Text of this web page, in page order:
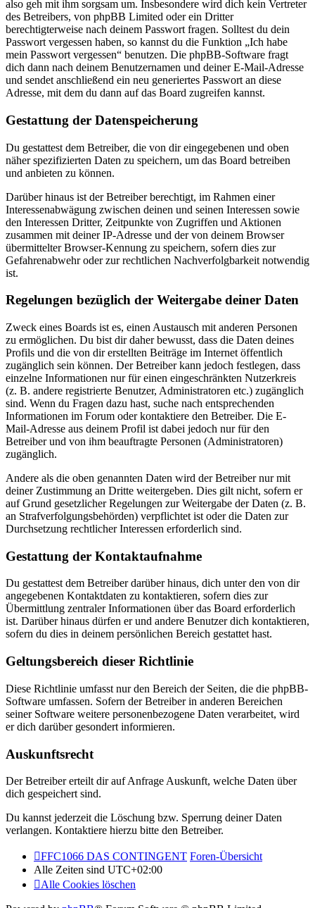
also geh mit ihm sorgsam um. Insbesondere wird dich kein Vertreter
des Betreibers, von phpBB Limited oder ein Dritter
berechtigterweise nach deinem Passwort fragen. Solltest du dein
Passwort vergessen haben, so kannst du die Funktion „Ich habe
mein Passwort vergessen“ benutzen. Die phpBB-Software fragt
dich dann nach deinem Benutzernamen und deiner E-Mail-Adresse
und sendet anschließend ein neu generiertes Passwort an diese
Adresse, mit dem du dann auf das Board zugreifen kannst.
Gestattung der Datenspeicherung
Du gestattest dem Betreiber, die von dir eingegebenen und oben
näher spezifizierten Daten zu speichern, um das Board betreiben
und anbieten zu können.
Darüber hinaus ist der Betreiber berechtigt, im Rahmen einer
Interessenabwägung zwischen deinen und seinen Interessen sowie
den Interessen Dritter, Zeitpunkte von Zugriffen und Aktionen
zusammen mit deiner IP-Adresse und der von deinem Browser
übermittelter Browser-Kennung zu speichern, sofern dies zur
Gefahrenabwehr oder zur rechtlichen Nachverfolgbarkeit notwendig
ist.
Regelungen bezüglich der Weitergabe deiner Daten
Zweck eines Boards ist es, einen Austausch mit anderen Personen
zu ermöglichen. Du bist dir daher bewusst, dass die Daten deines
Profils und die von dir erstellten Beiträge im Internet öffentlich
zugänglich sein können. Der Betreiber kann jedoch festlegen, dass
einzelne Informationen nur für einen eingeschränkten Nutzerkreis
(z. B. andere registrierte Benutzer, Administratoren etc.) zugänglich
sind. Wenn du Fragen dazu hast, suche nach entsprechenden
Informationen im Forum oder kontaktiere den Betreiber. Die E-
Mail-Adresse aus deinem Profil ist dabei jedoch nur für den
Betreiber und von ihm beauftragte Personen (Administratoren)
zugänglich.
Andere als die oben genannten Daten wird der Betreiber nur mit
deiner Zustimmung an Dritte weitergeben. Dies gilt nicht, sofern er
auf Grund gesetzlicher Regelungen zur Weitergabe der Daten (z. B.
an Strafverfolgungsbehörden) verpflichtet ist oder die Daten zur
Durchsetzung rechtlicher Interessen erforderlich sind.
Gestattung der Kontaktaufnahme
Du gestattest dem Betreiber darüber hinaus, dich unter den von dir
angegebenen Kontaktdaten zu kontaktieren, sofern dies zur
Übermittlung zentraler Informationen über das Board erforderlich
ist. Darüber hinaus dürfen er und andere Benutzer dich kontaktieren,
sofern du dies in deinem persönlichen Bereich gestattet hast.
Geltungsbereich dieser Richtlinie
Diese Richtlinie umfasst nur den Bereich der Seiten, die die phpBB-
Software umfassen. Sofern der Betreiber in anderen Bereichen
seiner Software weitere personenbezogene Daten verarbeitet, wird
er dich darüber gesondert informieren.
Auskunftsrecht
Der Betreiber erteilt dir auf Anfrage Auskunft, welche Daten über
dich gespeichert sind.
Du kannst jederzeit die Löschung bzw. Sperrung deiner Daten
verlangen. Kontaktiere hierzu bitte den Betreiber.
FFC1066 DAS CONTINGENT Foren-Übersicht
Alle Zeiten sind UTC+02:00
Alle Cookies löschen